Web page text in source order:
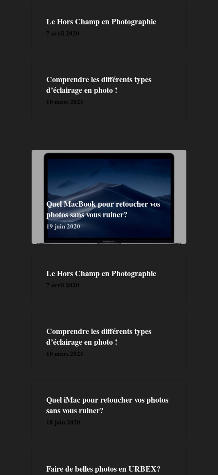
Le Hors Champ en Photographie
7 avril 2020
Comprendre les différents types
d’éclairage en photo !
10 mars 2021
Quel MacBook pour retoucher vos
photos sans vous ruiner?
19 juin 2020
Le Hors Champ en Photographie
7 avril 2020
Comprendre les différents types
d’éclairage en photo !
10 mars 2021
Quel iMac pour retoucher vos photos
sans vous ruiner?
18 juin 2020
Faire de belles photos en URBEX?